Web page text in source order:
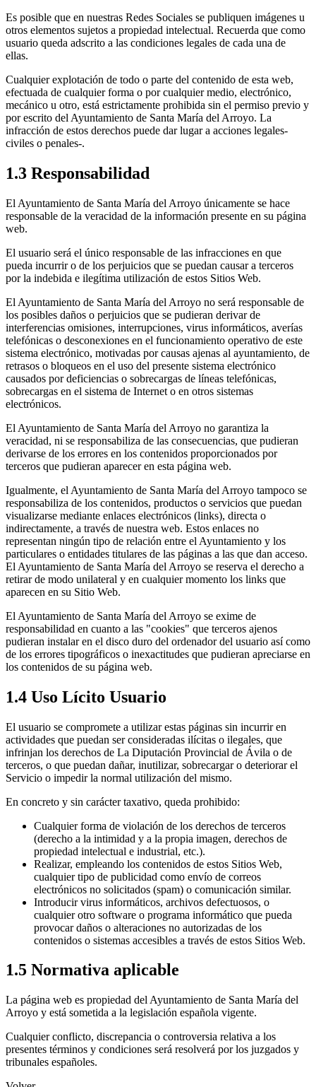
Es posible que en nuestras Redes Sociales se publiquen imágenes u
otros elementos sujetos a propiedad intelectual. Recuerda que como
usuario queda adscrito a las condiciones legales de cada una de
ellas.
Cualquier explotación de todo o parte del contenido de esta web,
efectuada de cualquier forma o por cualquier medio, electrónico,
mecánico u otro, está estrictamente prohibida sin el permiso previo y
por escrito del Ayuntamiento de Santa María del Arroyo. La
infracción de estos derechos puede dar lugar a acciones legales-
civiles o penales-.
1.3 Responsabilidad
El Ayuntamiento de Santa María del Arroyo únicamente se hace
responsable de la veracidad de la información presente en su página
web.
El usuario será el único responsable de las infracciones en que
pueda incurrir o de los perjuicios que se puedan causar a terceros
por la indebida e ilegítima utilización de estos Sitios Web.
El Ayuntamiento de Santa María del Arroyo no será responsable de
los posibles daños o perjuicios que se pudieran derivar de
interferencias omisiones, interrupciones, virus informáticos, averías
telefónicas o desconexiones en el funcionamiento operativo de este
sistema electrónico, motivadas por causas ajenas al ayuntamiento, de
retrasos o bloqueos en el uso del presente sistema electrónico
causados por deficiencias o sobrecargas de líneas telefónicas,
sobrecargas en el sistema de Internet o en otros sistemas
electrónicos.
El Ayuntamiento de Santa María del Arroyo no garantiza la
veracidad, ni se responsabiliza de las consecuencias, que pudieran
derivarse de los errores en los contenidos proporcionados por
terceros que pudieran aparecer en esta página web.
Igualmente, el Ayuntamiento de Santa María del Arroyo tampoco se
responsabiliza de los contenidos, productos o servicios que puedan
visualizarse mediante enlaces electrónicos (links), directa o
indirectamente, a través de nuestra web. Estos enlaces no
representan ningún tipo de relación entre el Ayuntamiento y los
particulares o entidades titulares de las páginas a las que dan acceso.
El Ayuntamiento de Santa María del Arroyo se reserva el derecho a
retirar de modo unilateral y en cualquier momento los links que
aparecen en su Sitio Web.
El Ayuntamiento de Santa María del Arroyo se exime de
responsabilidad en cuanto a las "cookies" que terceros ajenos
pudieran instalar en el disco duro del ordenador del usuario así como
de los errores tipográficos o inexactitudes que pudieran apreciarse en
los contenidos de su página web.
1.4 Uso Lícito Usuario
El usuario se compromete a utilizar estas páginas sin incurrir en
actividades que puedan ser consideradas ilícitas o ilegales, que
infrinjan los derechos de La Diputación Provincial de Ávila o de
terceros, o que puedan dañar, inutilizar, sobrecargar o deteriorar el
Servicio o impedir la normal utilización del mismo.
En concreto y sin carácter taxativo, queda prohibido:
Cualquier forma de violación de los derechos de terceros
(derecho a la intimidad y a la propia imagen, derechos de
propiedad intelectual e industrial, etc.).
Realizar, empleando los contenidos de estos Sitios Web,
cualquier tipo de publicidad como envío de correos
electrónicos no solicitados (spam) o comunicación similar.
Introducir virus informáticos, archivos defectuosos, o
cualquier otro software o programa informático que pueda
provocar daños o alteraciones no autorizadas de los
contenidos o sistemas accesibles a través de estos Sitios Web.
1.5 Normativa aplicable
La página web es propiedad del Ayuntamiento de Santa María del
Arroyo y está sometida a la legislación española vigente.
Cualquier conflicto, discrepancia o controversia relativa a los
presentes términos y condiciones será resolverá por los juzgados y
tribunales españoles.